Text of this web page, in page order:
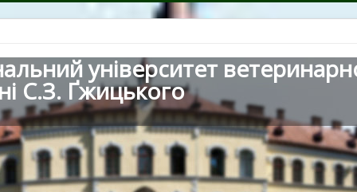
університет
С.З. Ґжицького